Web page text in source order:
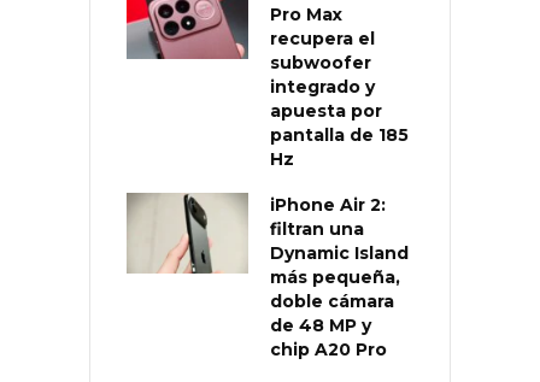
Pro Max
recupera el
subwoofer
integrado y
apuesta por
pantalla de 185
Hz
iPhone Air 2:
filtran una
Dynamic Island
más pequeña,
doble cámara
de 48 MP y
chip A20 Pro